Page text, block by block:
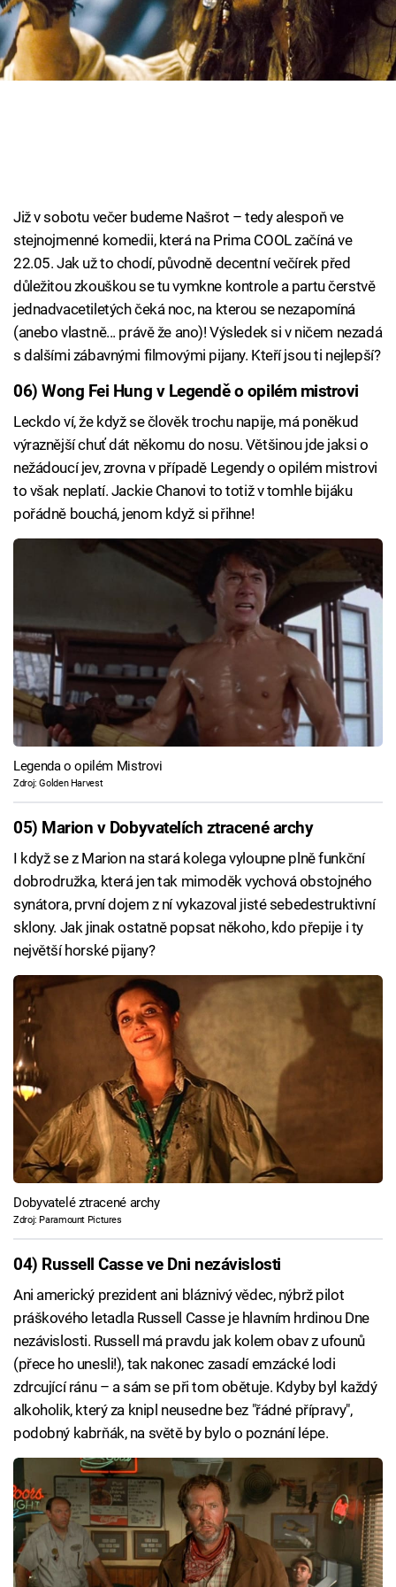
Cool Esport
Pořady
Sledujte nás
Již v sobotu večer budeme Našrot – tedy alespoň ve
stejnojmenné komedii, která na Prima COOL začíná ve
22.05. Jak už to chodí, původně decentní večírek před
důležitou zkouškou se tu vymkne kontrole a partu čerstvě
jednadvacetiletých čeká noc, na kterou se nezapomíná
(anebo vlastně... právě že ano)! Výsledek si v ničem nezadá
s dalšími zábavnými filmovými pijany. Kteří jsou ti nejlepší?
06) Wong Fei Hung v Legendě o opilém mistrovi
Leckdo ví, že když se člověk trochu napije, má poněkud
výraznější chuť dát někomu do nosu. Většinou jde jaksi o
nežádoucí jev, zrovna v případě Legendy o opilém mistrovi
to však neplatí. Jackie Chanovi to totiž v tomhle bijáku
pořádně bouchá, jenom když si přihne!
Legenda o opilém Mistrovi
Zdroj: Golden Harvest
05) Marion v Dobyvatelích ztracené archy
I když se z Marion na stará kolega vyloupne plně funkční
dobrodružka, která jen tak mimoděk vychová obstojného
synátora, první dojem z ní vykazoval jisté sebedestruktivní
sklony. Jak jinak ostatně popsat někoho, kdo přepije i ty
největší horské pijany?
Dobyvatelé ztracené archy
Zdroj: Paramount Pictures
04) Russell Casse ve Dni nezávislosti
Ani americký prezident ani bláznivý vědec, nýbrž pilot
práškového letadla Russell Casse je hlavním hrdinou Dne
nezávislosti. Russell má pravdu jak kolem obav z ufounů
(přece ho unesli!), tak nakonec zasadí emzácké lodi
zdrcující ránu – a sám se při tom obětuje. Kdyby byl každý
alkoholik, který za knipl neusedne bez "řádné přípravy",
podobný kabrňák, na světě by bylo o poznání lépe.